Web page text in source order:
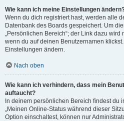
Wie kann ich meine Einstellungen
Wenn du dich registriert hast, werden alle
Datenbank des Boards gespeichert. Um
„Persönlichen Bereich“; der Link dazu
wenn du auf deinen Benutzernamen
Einstellungen ändern.
Nach oben
Wie kann ich verhindern, dass mein
auftaucht?
In deinem persönlichen Bereich findest du
„Meinen Online-Status während dieser
Option einschaltest, können nur